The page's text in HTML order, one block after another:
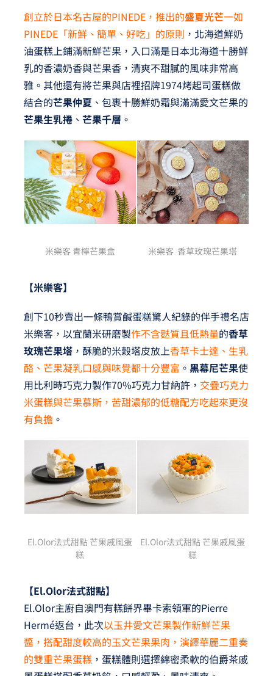
創立於日本名古屋的PINEDE，推出的盛夏光芒一如
PINEDE「新鮮、簡單、好吃」的原則 ，北海道鮮奶
油蛋糕上鋪滿新鮮芒果，入口滿是日本北海道十勝鮮
乳的香濃奶香與芒果香，清爽不甜膩的風味非常高
雅。其他還有將芒果與店裡招牌1974烤起司蛋糕做
結合的芒果仲夏 、包裹十勝鮮奶霜與滿滿愛文芒果的
芒果生乳捲、 芒果千層 。
米樂客 青檸芒果盒 米樂客 香草玫瑰芒果塔
【米樂客】
創下10秒賣出一條鴨賞鹹蛋糕驚人紀錄的伴手禮名店
米樂客，以宜蘭米研磨製作不含麩質且低熱量的香草
玫瑰芒果塔，酥脆的米穀塔皮放上香草卡士達、生乳
酪、芒果凝乳口感與味覺都十分豐富 。 黑幕尼芒果使
用比利時巧克力製作70%巧克力甘納許， 交疊巧克力
米蛋糕與芒果慕斯，苦甜濃郁的低糖配方吃起來更沒
有負擔。
El.Olor法式甜點 芒果戚風蛋
糕
El.Olor法式甜點 芒果戚風蛋
糕
【El.Olor法式甜點】
El.Olor主廚自澳門有糕餅界畢卡索領軍的Pierre
Hermé返台，此次以玉井愛文芒果製作新鮮芒果
醬，搭配甜度較高的玉文芒果果肉，演繹華麗二重奏
的雙重芒果蛋糕，蛋糕體則選擇綿密柔軟的伯爵茶戚